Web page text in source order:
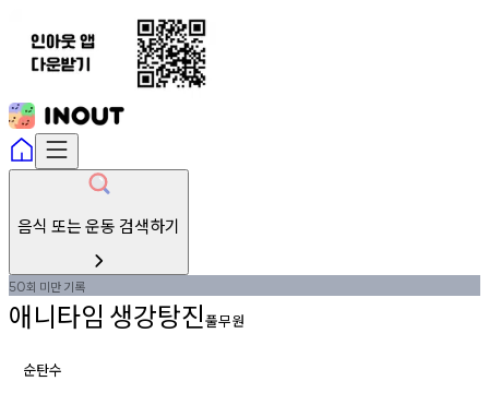
음식 또는 운동 검색하기
50회 미만기록
애니타임 생강탕진풀무원
순탄수